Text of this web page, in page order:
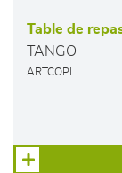
Table de
TANGO
ARTCOPI